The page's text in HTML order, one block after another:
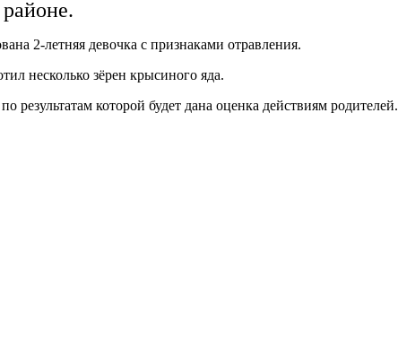
2-летняя девочка с признаками отравления.
несколько зёрен крысиного яда.
результатам которой будет дана оценка действиям родителей.